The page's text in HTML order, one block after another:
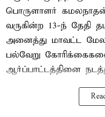
பொருளாளர் கமலநாதன்
வருகின்ற 13-ந் தேதி
அனைத்து மாவட்ட
பல்வேறு
ஆர்ப்பாட்டத்தினை